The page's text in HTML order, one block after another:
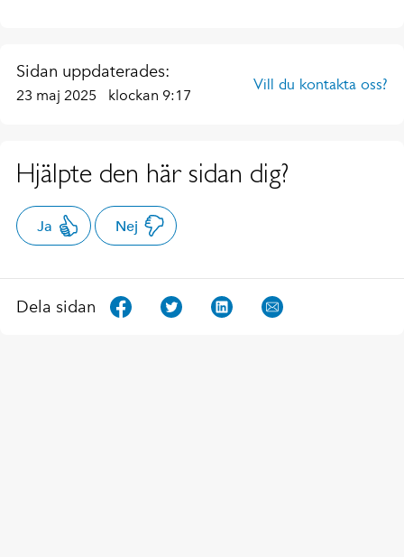
Sidan uppdaterades:
23 maj 2025 klockan 9:17
Vill du kontakta oss?
Hjälpte den här sidan dig?
Ja Nej
Dela sidan